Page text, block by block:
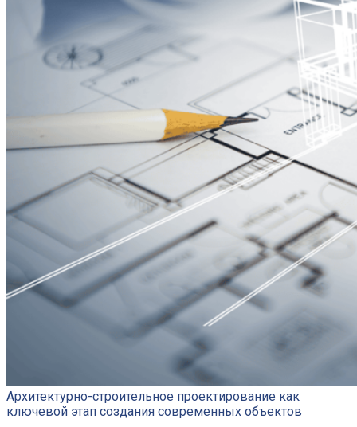
Архитектурно-строительное проектирование как
ключевой этап создания современных объектов